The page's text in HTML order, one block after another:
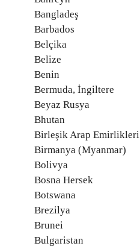
Bangladeş
Barbados
Belçika
Belize
Benin
Bermuda, İngiltere
Beyaz Rusya
Bhutan
Birleşik Arap Emirlikleri
Birmanya (Myanmar)
Bolivya
Bosna Hersek
Botswana
Brezilya
Brunei
Bulgaristan